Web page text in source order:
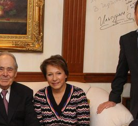
Ильсур Метшин: «Этот праздник
дарит негасимый свет веры,
и любви»